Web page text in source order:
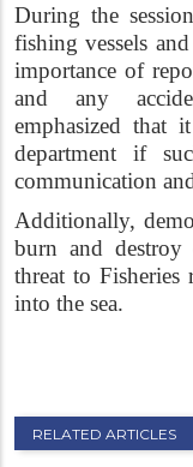
During the
fishing vessels
importance of
and any
emphasized
department if
communication
Additionally,
burn and destroy
threat to Fisheries
into the sea.
RELATED ARTICLES